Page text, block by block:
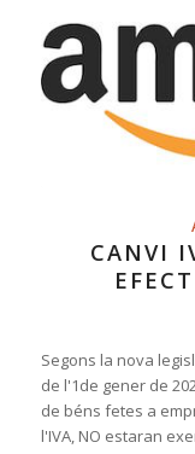
CANVI
Segons la nova
de l'1de gener de
de béns fetes a
l'IVA, NO estaran